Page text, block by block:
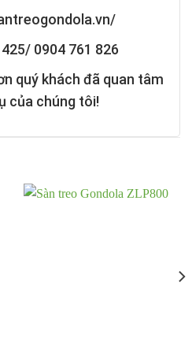
0904 761 826
quý khách đã quan tâm
của chúng tôi!